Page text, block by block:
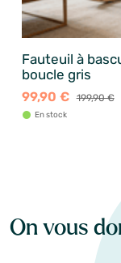
Fauteuil à
boucle gris
99,90 € 199,90 €
En stock
On vous